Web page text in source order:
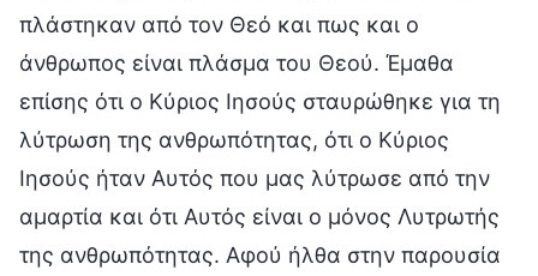
πλάστηκαν από τον Θεό και πως και ο
άνθρωπος είναι πλάσμα του Θεού. Έμαθα
επίσης ότι ο Κύριος Ιησούς σταυρώθηκε για τη
λύτρωση της ανθρωπότητας, ότι ο Κύριος
Ιησούς ήταν Αυτός που μας λύτρωσε από την
αμαρτία και ότι Αυτός είναι ο μόνος Λυτρωτής
της ανθρωπότητας. Αφού ήλθα στην παρουσία